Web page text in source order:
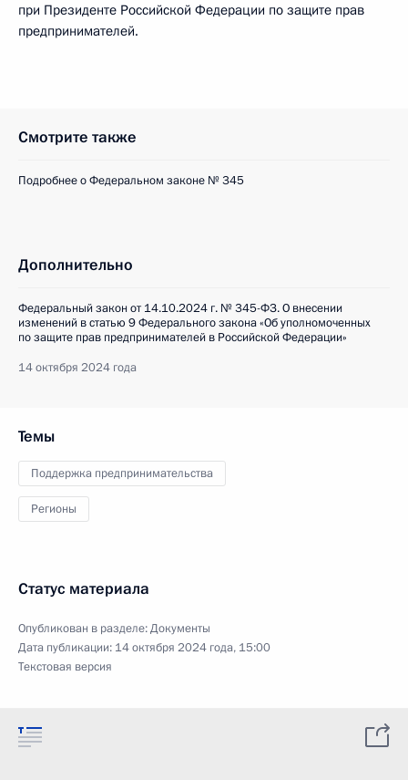
при Президенте Российской Федерации по защите прав
предпринимателей.
Смотрите также
Подробнее о Федеральном законе № 345
Дополнительно
Федеральный закон от 14.10.2024 г. № 345-ФЗ. О внесении
изменений в статью 9 Федерального закона «Об уполномоченных
по защите прав предпринимателей в Российской Федерации»
14 октября 2024 года
Темы
Поддержка предпринимательства
Регионы
Статус материала
Опубликован в разделе:Документы
Дата публикации: 14 октября 2024 года, 15:00
Текстовая версия